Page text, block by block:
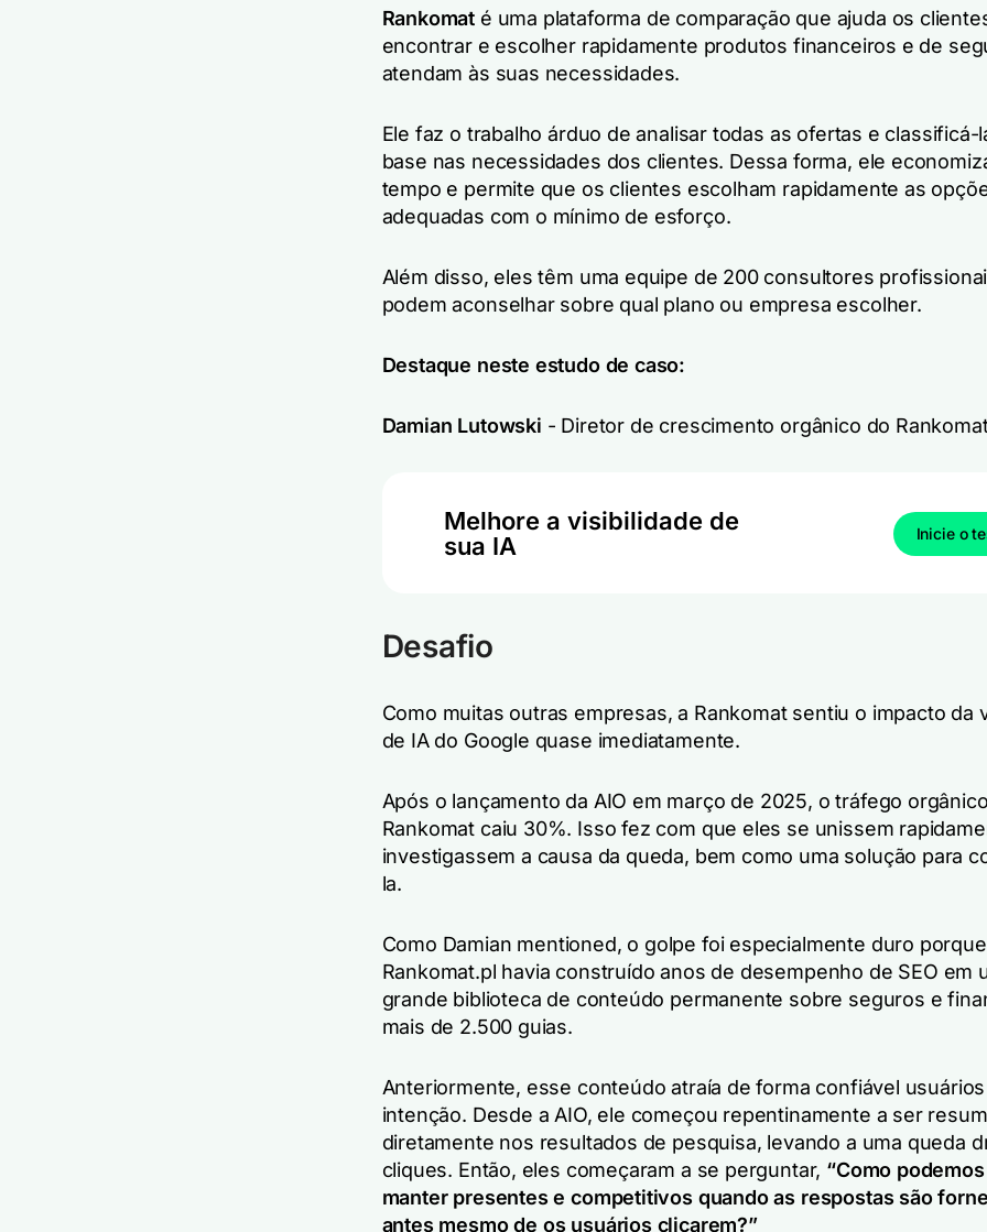
Rankomat é uma plataforma de comparação que ajuda os
encontrar e escolher rapidamente produtos financeiros e de
atendam às suas necessidades.
Ele faz o trabalho árduo de analisar todas as ofertas e classificá-
base nas necessidades dos clientes. Dessa forma, ele
tempo e permite que os clientes escolham rapidamente as
adequadas com o mínimo de esforço.
Além disso, eles têm uma equipe de 200 consultores
podem aconselhar sobre qual plano ou empresa escolher.
Destaque neste estudo de caso:
Damian Lutowski - Diretor de crescimento orgânico do
Melhore a visibilidade de
sua IA
Inicie o
Desafio
Como muitas outras empresas, a Rankomat sentiu o impacto da
de IA do Google quase imediatamente.
Após o lançamento da AIO em março de 2025, o tráfego
Rankomat caiu 30%. Isso fez com que eles se unissem
investigassem a causa da queda, bem como uma solução para
la.
Como Damian mentioned, o golpe foi especialmente duro
Rankomat.pl havia construído anos de desempenho de SEO em
grande biblioteca de conteúdo permanente sobre seguros e
mais de 2.500 guias.
Anteriormente, esse conteúdo atraía de forma confiável
intenção. Desde a AIO, ele começou repentinamente a ser
diretamente nos resultados de pesquisa, levando a uma queda
cliques. Então, eles começaram a se perguntar, “Como
manter presentes e competitivos quando as respostas são
antes mesmo de os usuários clicarem?”